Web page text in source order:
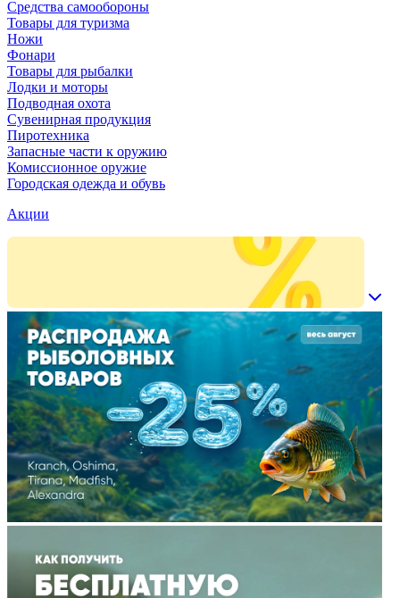
Средства самообороны
Товары для туризма
Ножи
Фонари
Товары для рыбалки
Лодки и моторы
Подводная охота
Сувенирная продукция
Пиротехника
Запасные части к оружию
Комиссионное оружие
Городская одежда и обувь
Акции